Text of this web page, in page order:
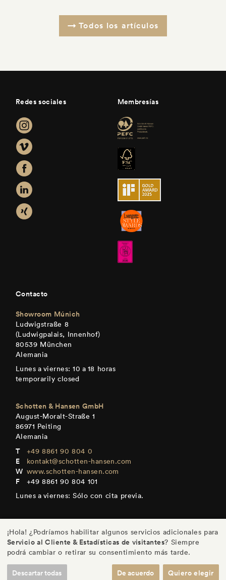
Todos los artículos
Redes sociales Membresías
Contacto
Showroom Múnich
Ludwigstraße 8
(Ludwigpalais, Innenhof)
80539 München
Alemania
Lunes a viernes: 10 a 18 horas
temporarily closed
Schotten & Hansen GmbH
August-Moralt-Straße 1
86971 Peiting
Alemania
+49 8861 90 804 0
kontakt@schotten-hansen.com
www.schotten-hansen.com
+49 8861 90 804 101
Lunes a viernes: Sólo con cita previa.
DE / FR
¡Hola! ¿Podríamos habilitar algunos servicios adicionales para
Servicio al Cliente & Estadísticas de visitantes? Siempre
podrá cambiar o retirar su consentimiento más tarde.
Quiero elegir
Descartar todas De acuerdo